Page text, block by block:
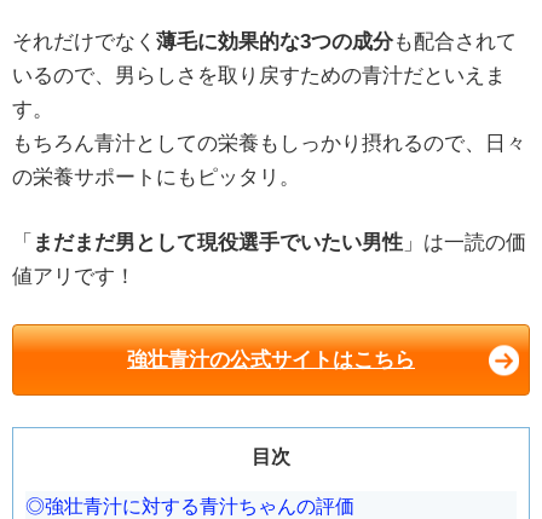
それだけでなく 薄毛に効果的な3つの成分も配合されて
いるので、男らしさを取り戻すための青汁だといえま
す。
もちろん青汁としての栄養もしっかり摂れるので、日々
の栄養サポートにもピッタリ。
「 まだまだ男として現役選手でいたい男性 」は一読の価
値アリです！
強壮青汁の公式サイトはこちら
目次
強壮青汁に対する青汁ちゃんの評価